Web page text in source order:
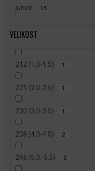
junior 15
VELIKOST
212 (1.0-1.5) 1
221 (2.0-2.5) 1
230 (3.0-3.5) 1
238 (4.0-4.5) 2
246 (5.0.-5.5) 2